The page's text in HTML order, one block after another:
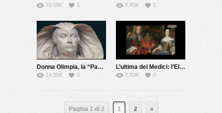
10.50K 1 9.45K 1
Donna Olimpia, la “Papessa” di Roma
14.35K 0
L’ultima del Medici: l’Elettrice Palatina
7.93K 0
Pagina 1 di 2 1 2 »